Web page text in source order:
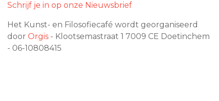
Schrijf je in op onze Nieuwsbrief
Het Kunst- en Filosofiecafé wordt georganiseerd
door Orgis - Klootsemastraat 1 7009 CE Doetinchem
- 06-10808415